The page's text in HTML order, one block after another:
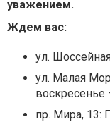
уважением.
Ждем вас:
ул.
ул. Малая
воскресенье
пр. Мира, 13: